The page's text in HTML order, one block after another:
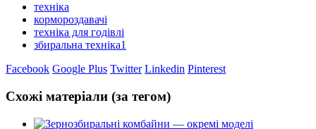
техніка
кормороздавачі
техніка для годівлі
збиральна техніка1
Facebook Google Plus Twitter Linkedin Pinterest
Схожі матеріали (за тегом)